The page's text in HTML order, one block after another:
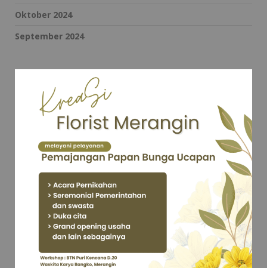
Oktober 2024
September 2024